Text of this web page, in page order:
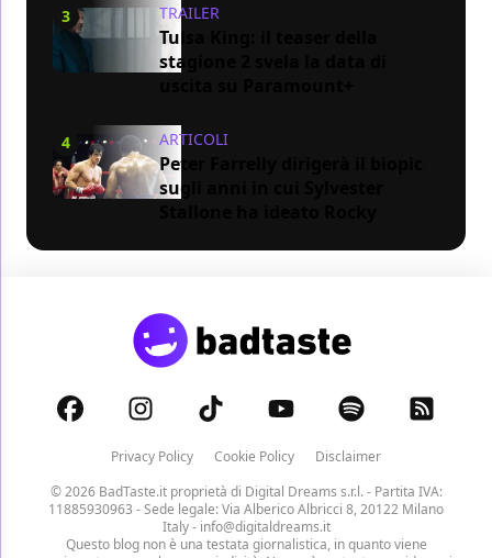
3 TRAILER
Tulsa King: il teaser della
stagione 2 svela la data di
4 ARTICOLI
Peter Farrelly dirigerà il biopic
sugli anni in cui Sylvester
Privacy Policy Cookie Policy
Disclaimer
© 2026 BadTaste.it proprietà di Digital Dreams s.r.l.- Partita IVA:
11885930963 - Sede legale: Via Alberico Albricci 8, 20122 Milano
Italy - info@digitaldreams.it
Questo blog non è una testata giornalistica, in quanto viene